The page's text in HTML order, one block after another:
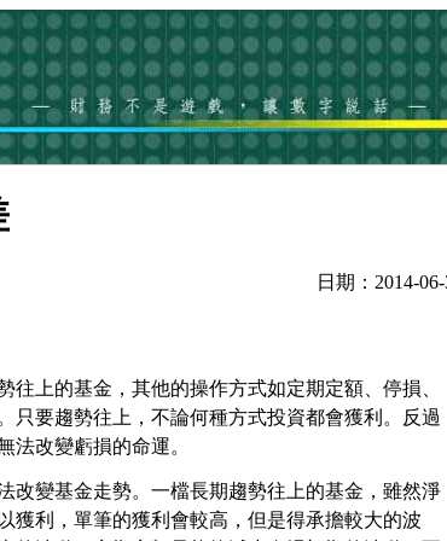
日期：2014-
上的基金，其他的操作方式如定期定額、停損、
只要趨勢往上，不論何種方式投資都會獲利。反過
法改變虧損的命運。
改變基金走勢。一檔長期趨勢往上的基金，雖然淨
獲利，單筆的獲利會較高，但是得承擔較大的波